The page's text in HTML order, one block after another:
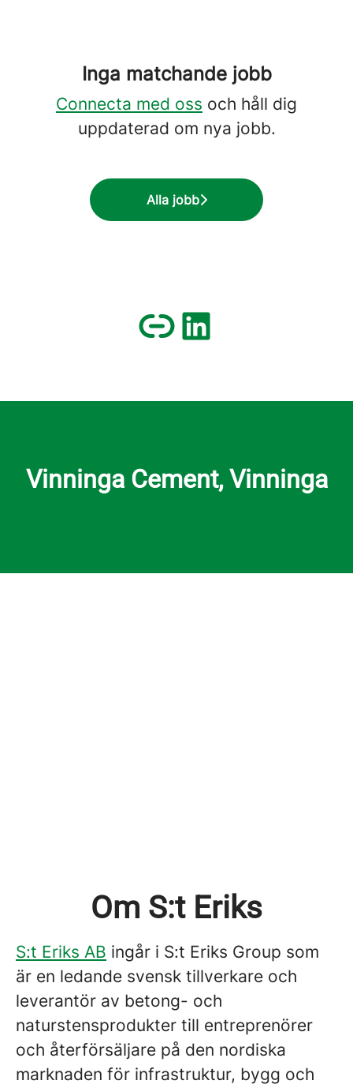
Inga matchande jobb
Connecta med oss och håll dig
uppdaterad om nya jobb.
Alla jobb
Vinninga Cement, Vinninga
Om S:t Eriks
S:t Eriks AB ingår i S:t Eriks Group som
är en ledande svensk tillverkare och
leverantör av betong- och
naturstensprodukter till entreprenörer
och återförsäljare på den nordiska
marknaden för infrastruktur, bygg och